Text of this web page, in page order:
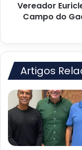
para
fortalecer
Vereador
Campo do
Artigos